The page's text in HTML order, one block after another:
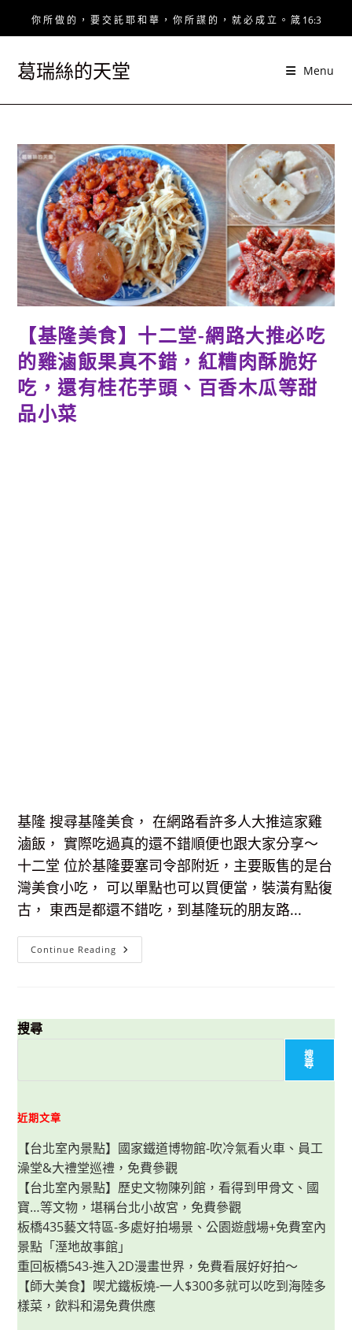
你 所 做 的 ， 要 交 託 耶 和 華 ， 你 所 謀 的 ， 就 必 成 立 。 箴 16:3
葛瑞絲的天堂 Menu
【基隆美食】十二堂-網路大推必吃
的雞滷飯果真不錯，紅糟肉酥脆好
吃，還有桂花芋頭、百香木瓜等甜
品小菜
基隆 搜尋基隆美食， 在網路看許多人大推這家雞
滷飯， 實際吃過真的還不錯順便也跟大家分享～
十二堂 位於基隆要塞司令部附近，主要販售的是台
灣美食小吃， 可以單點也可以買便當，裝潢有點復
古， 東西是都還不錯吃，到基隆玩的朋友路...
Continue Reading 【基
隆
堂-
真
不
錯，
紅
糟
肉
酥
脆
好
吃，
還
有
桂
花
芋
頭、
搜尋
搜
尋
近期文章
【台北室內景點】國家鐵道博物館-吹冷氣看火車、員工
澡堂&大禮堂巡禮，免費參觀
【台北室內景點】歷史文物陳列館，看得到甲骨文、國
寶…等文物，堪稱台北小故宮，免費參觀
板橋435藝文特區-多處好拍場景、公園遊戲場+免費室內
景點「溼地故事館」
重回板橋543-進入2D漫畫世界，免費看展好好拍～
【師大美食】喫尤鐵板燒-一人$300多就可以吃到海陸多
樣菜，飲料和湯免費供應